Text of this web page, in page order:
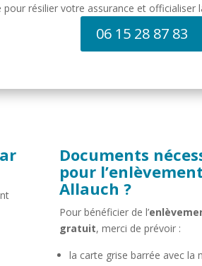
pour résilier votre assurance et officialiser
06 15 28 87 83
Documents
pour
Allauch ?
Pour bénéficier de l’
gratuit, merci de prévoir :
la carte grise barrée avec la